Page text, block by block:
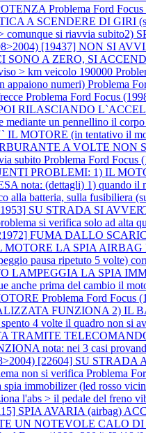
Problema Ford
A SCENDERE DI GIRI
si riavvia subito2)
[19437] NON SI
A ZERO, SI
> km veicolo 190000
appaiono numeri) Problema
Problema Ford Focus
RILASCIANDO
un pennellino il
MOTORE (in tentativo il
A VOLTE NON
subito Problema Ford
PROBLEMI: 1) IL
nota: (dettagli) 1) quando il
alla batteria, sulla fusibiliera
SU STRADA SI
si verifica solo ad alta
FUMA DALLO
MOTORE LA SPIA
pausa ripetuto 5 volte)
LA SPIA
anche prima del cambio il
Problema Ford
FUNZIONA 2) IL
4 volte il quadro non si
TRAMITE
nota: nei 3 casi provando
[22604] SU
non si verifica Problema
immobilizer (led rosso
l'abs > il pedale del freno
SPIA AVARIA (airbag)
UN NOTEVOLE CALO